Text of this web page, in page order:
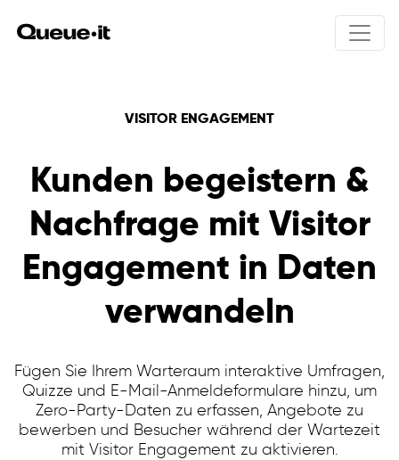
Produkt
Produktübersicht
Wie funktioniert Queue-it
Integrations
User experience
Bot schutz
Invite-only
Lösungen
Produkt-Drops
Online-Ticketverkauf
Öffentliche Anmeldungen
Visitor Engagement
Ecommerce
Ticketverkauf
Öffentlicher Sektor
Telekommunikation
Preisgestaltung
Ressourcen
Sicherheit & Datenschutz
VISITOR ENGAGEMENT
Kunden begeistern &
Nachfrage mit Visitor
Engagement in Daten
verwandeln
Fügen Sie Ihrem Warteraum interaktive Umfragen,
Quizze und E-Mail-Anmeldeformulare hinzu, um
Zero-Party-Daten zu erfassen, Angebote zu
bewerben und Besucher während der Wartezeit
mit Visitor Engagement zu aktivieren.